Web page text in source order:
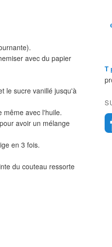
avec du papier
le sucre vanillé jusqu'à
même avec l'huile.
avoir un mélange
en 3 fois.
du couteau ressorte
T